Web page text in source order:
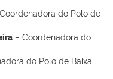
do Polo de
– Coordenadora do
do Polo de Baixa